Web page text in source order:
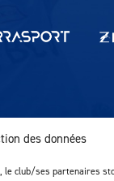
des données
le club/ses partenaires